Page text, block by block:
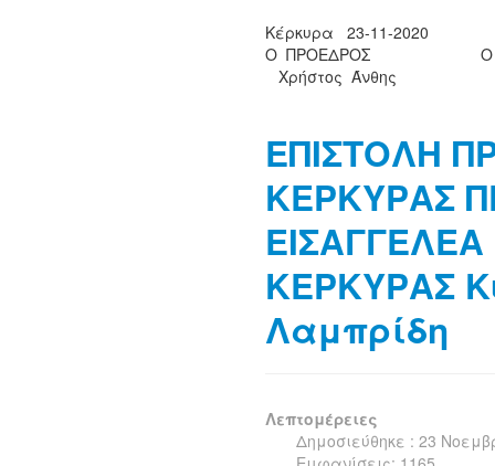
Κέρκυρα 23-11-2020
Ο ΠΡΟΕΔΡΟΣ Ο
Χρήστος Άνθης
ΕΠΙΣΤΟΛΗ
ΚΕΡΚΥΡΑΣ
ΚΕΡΚΥΡΑΣ
Λαμπρίδη
Λεπτομέρειες
Δημοσιεύθηκε : 23